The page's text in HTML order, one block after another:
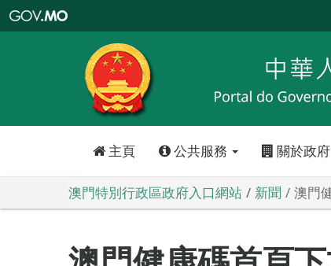
特
政
區
政
口
主頁 公共服務 關於政府
澳門特別行政區政府入口網站 新聞 澳門